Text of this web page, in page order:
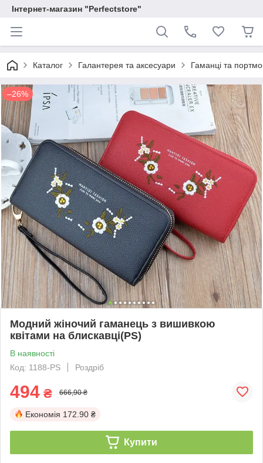
Інтернет-магазин "Perfectstore"
Каталог Галантерея та аксесуари Гаманці та
–26%
Модний жіночий гаманець з вишивкою
квітами на блискавці(PS)
В наявності
Код: 1188-PS
Роздріб
494 ₴ 666,90 ₴
Економія 172.90 ₴
Купити